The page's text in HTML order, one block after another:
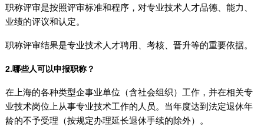
职称评审是按照评审标准和程序，对专业技术人才品德、能力、
业绩的评议和认定。
职称评审结果是专业技术人才聘用、考核、晋升等的重要依据。
2.哪些人可以申报职称？
在上海的各种类型企事业单位（含社会组织）工作，并在相关专
业技术岗位上从事专业技术工作的人员。当年度达到法定退休年
龄的不予受理（按规定办理延长退休手续的除外）。